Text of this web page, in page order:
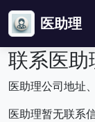
医助理
联系医助
医助理公司地址
医助理暂无联系